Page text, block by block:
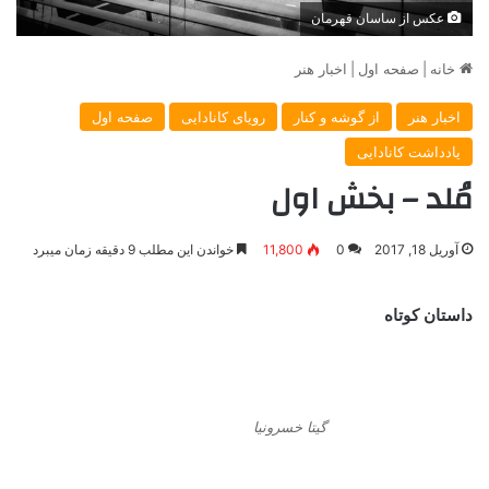
عکس از ساسان قهرمان
خانه صفحه اول اخبار هنر
اخبار هنر از گوشه و کنار رویای کانادایی
صفحه اول
یادداشت کانادایی
مُلد – بخش اول
آوریل 18, 2017 0
11,800 خواندن این مطلب 9 دقیقه زمان میبرد
داستان کوتاه
گیتا خسرونیا